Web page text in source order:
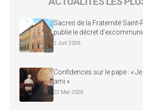
Sacres de la Fraternité Saint-
publie le décret
2 Juil 2026
Confidences sur le pape : «
ami »
22 Mai 2026